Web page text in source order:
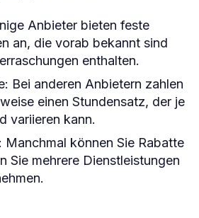
Anbieter bieten feste
an, die vorab bekannt sind
enthalten.
Bei anderen Anbietern zahlen
einen Stundensatz, der je
variieren kann.
Manchmal können Sie Rabatte
Sie mehrere Dienstleistungen